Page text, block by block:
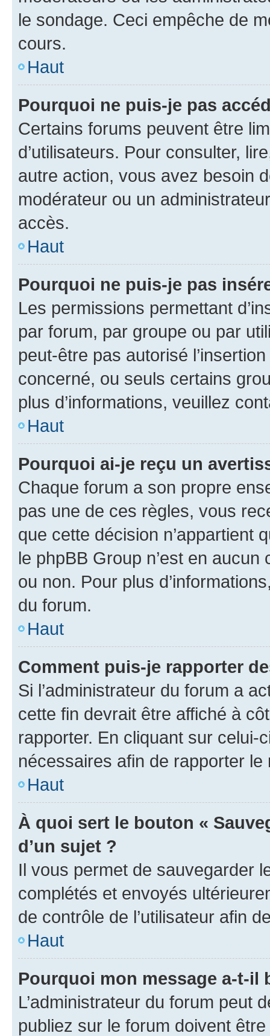
le sondage. Ceci empêche de
cours.
Haut
Pourquoi ne puis-je pas
Certains forums peuvent être
d’utilisateurs. Pour consulter,
autre action, vous avez besoin
modérateur ou un
accès.
Haut
Pourquoi ne puis-je pas
Les permissions permettant
par forum, par groupe ou par
peut-être pas autorisé
concerné, ou seuls certains
plus d’informations, veuillez
Haut
Pourquoi ai-je reçu un
Chaque forum a son propre
pas une de ces règles, vous
que cette décision n’appartient
le phpBB Group n’est en
ou non. Pour plus
du forum.
Haut
Comment puis-je rapporter
Si l’administrateur du forum a
cette fin devrait être affiché à
rapporter. En cliquant sur
nécessaires afin de rapporter le
Haut
À quoi sert le bouton «
d’un sujet ?
Il vous permet de sauvegarder
complétés et envoyés
de contrôle de l’utilisateur afin
Haut
Pourquoi mon message a-t-il
L’administrateur du forum peut
publiez sur le forum doivent